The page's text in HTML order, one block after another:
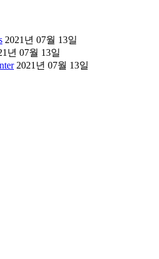
2021년 07월 13일
년 07월 13일
2021년 07월 13일